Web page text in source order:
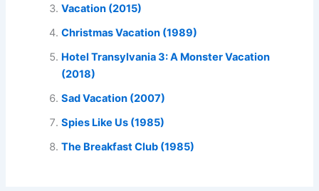
Vacation (2015)
Christmas Vacation (1989)
Hotel Transylvania 3: A Monster Vacation
(2018)
Sad Vacation (2007)
Spies Like Us (1985)
The Breakfast Club (1985)